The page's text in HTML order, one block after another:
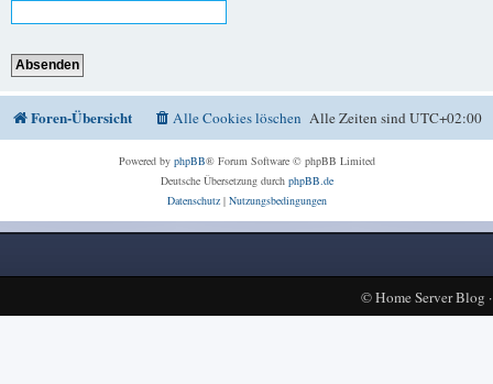
Foren-Übersicht Alle Zeiten sindUTC+02:00
Alle Cookies löschen
Powered by phpBB® Forum Software © phpBB Limited
Deutsche Übersetzung durch phpBB.de
Datenschutz| Nutzungsbedingungen
©Home Server Blog